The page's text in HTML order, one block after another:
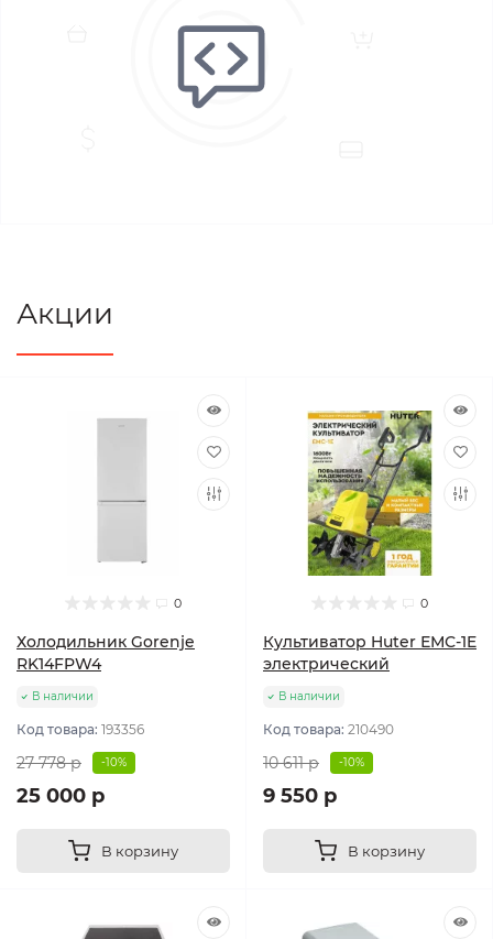
Акции
0
Холодильник Gorenje
RK14FPW4
В наличии
Код товара: 193356
27 778 р -10%
25 000 р
В корзину
0
Культиватор Huter ЕМС-1E
электрический
В наличии
Код товара: 210490
10 611 р -10%
9 550 р
В корзину